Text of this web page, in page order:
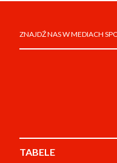
ZNAJDŹ NAS W MEDIACH
TABELE